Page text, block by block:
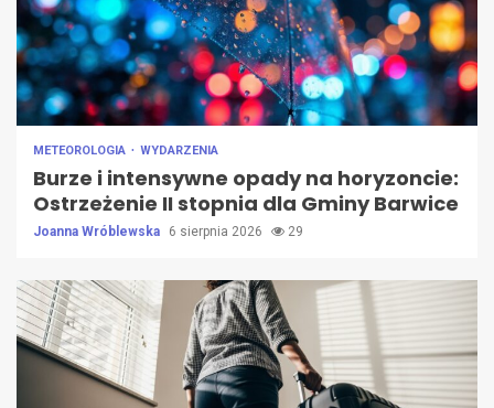
METEOROLOGIA WYDARZENIA
Burze i intensywne opady na horyzoncie:
Ostrzeżenie II stopnia dla Gminy Barwice
Joanna Wróblewska 6 sierpnia 2026 29